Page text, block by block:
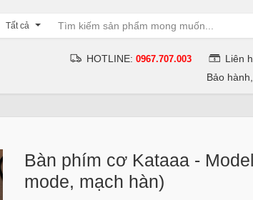
Tất cả
HOTLINE:0967.707.003 Liên
Bảo
Bàn phím cơ Kataaa -
mode, mạch hàn)